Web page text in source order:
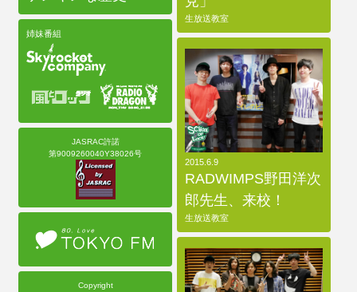
姉妹番組
JASRAC許諾
第9009260040Y38026号
Copyright
生放送教室
2015.6.9
RADWIMPS野田洋次
郎先生、来校！
生放送教室